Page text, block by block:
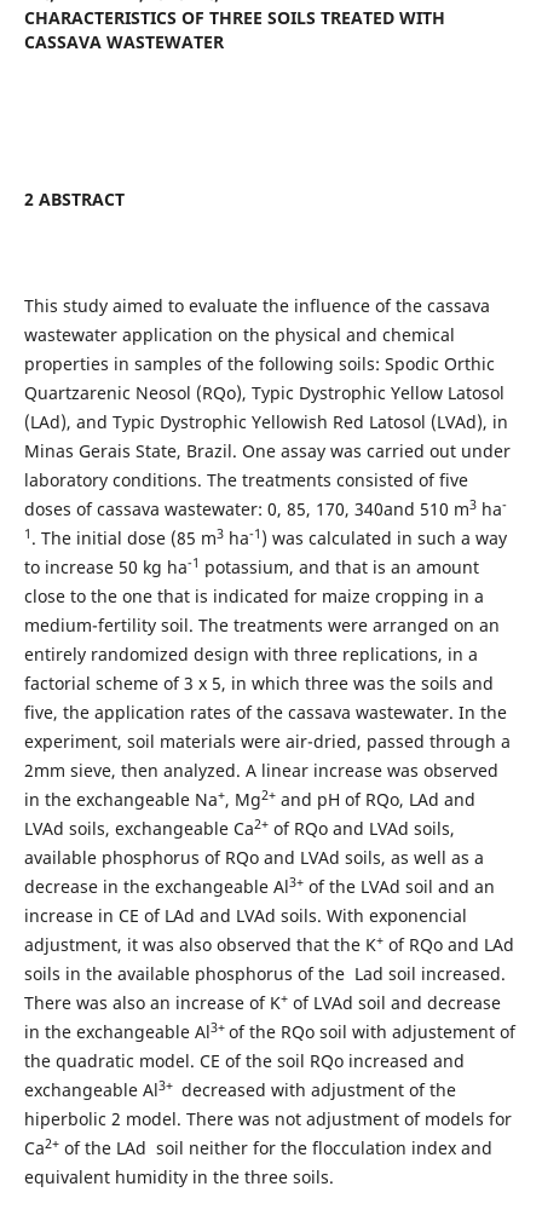
CHARACTERISTICS OF THREE SOILS TREATED WITH
CASSAVA WASTEWATER
2 ABSTRACT
This study aimed to evaluate the influence of the cassava
wastewater application on the physical and chemical
properties in samples of the following soils: Spodic Orthic
Quartzarenic Neosol (RQo), Typic Dystrophic Yellow Latosol
(LAd), and Typic Dystrophic Yellowish Red Latosol (LVAd), in
Minas Gerais State, Brazil. One assay was carried out under
laboratory conditions. The treatments consisted of five
doses of cassava wastewater: 0, 85, 170, 340and 510 m3ha-
1 . The initial dose (85 m3ha-1 ) was calculated in such a way
to increase 50 kg ha-1 potassium, and that is an amount
close to the one that is indicated for maize cropping in a
medium-fertility soil. The treatments were arranged on an
entirely randomized design with three replications, in a
factorial scheme of 3 x 5, in which three was the soils and
five, the application rates of the cassava wastewater. In the
experiment, soil materials were air-dried, passed through a
2mm sieve, then analyzed. A linear increase was observed
in the exchangeable Na+, Mg2+and pH of RQo, LAd and
LVAd soils, exchangeable Ca2+of RQo and LVAd soils,
available phosphorus of RQo and LVAd soils, as well as a
decrease in the exchangeable Al3+of the LVAd soil and an
increase in CE of LAd and LVAd soils. With exponencial
adjustment, it was also observed that the K+of RQo and LAd
soils in the available phosphorus of the Lad soil increased.
There was also an increase of K+of LVAd soil and decrease
in the exchangeable Al3+ of the RQo soil with adjustement of
the quadratic model. CE of the soil RQo increased and
exchangeable Al3+ decreased with adjustment of the
hiperbolic 2 model. There was not adjustment of models for
Ca2+of the LAd soil neither for the flocculation index and
equivalent humidity in the three soils.